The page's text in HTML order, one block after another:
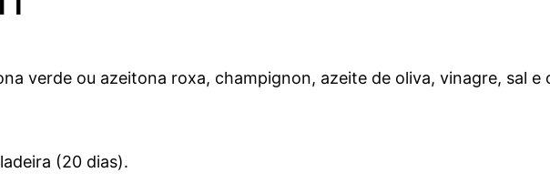
verde ou azeitona roxa, champignon, azeite de oliva, vinagre, sal e
(20 dias).